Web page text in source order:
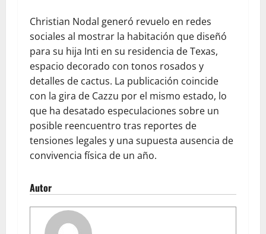
Christian Nodal generó revuelo en redes
sociales al mostrar la habitación que diseñó
para su hija Inti en su residencia de Texas,
espacio decorado con tonos rosados y
detalles de cactus. La publicación coincide
con la gira de Cazzu por el mismo estado, lo
que ha desatado especulaciones sobre un
posible reencuentro tras reportes de
tensiones legales y una supuesta ausencia de
convivencia física de un año.
Autor